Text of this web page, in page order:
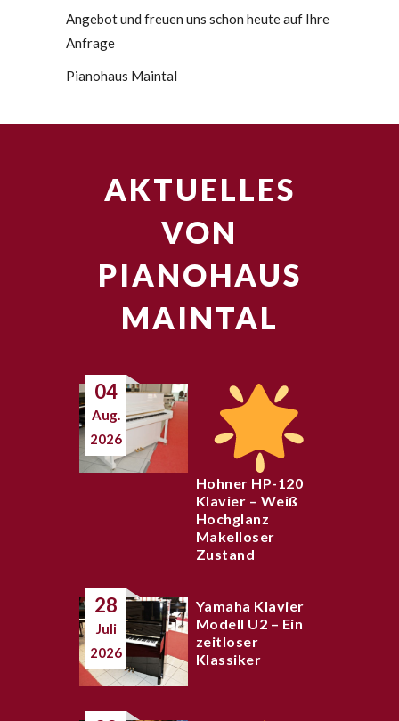
Angebot und freuen uns schon heute auf Ihre
Anfrage
Pianohaus Maintal
AKTUELLES
VON
PIANOHAUS
MAINTAL
04
Aug.
2026
Hohner HP-120
Klavier – Weiß
Hochglanz
Makelloser
Zustand
28
Juli
2026
Yamaha Klavier
Modell U2 – Ein
zeitloser
Klassiker